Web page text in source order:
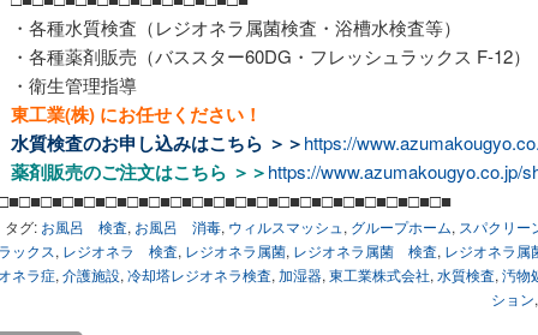
・各種水質検査（レジオネラ属菌検査・浴槽水検査等）
・各種薬剤販売（バススター60DG・フレッシュラックス F-12）
・衛生管理指導
東工業(株) にお任せください！
水質検査のお申し込みはこちら ＞＞https://
薬剤販売のご注文はこちら ＞＞https://www.azumakougyo.co.jp/
タグ: お風呂 検査, お風呂 消毒, ウィルスマッシュ , グループホーム, スパクリー
ラックス, レジオネラ 検査, レジオネラ属菌, レジオネラ属菌 検査, レジオネラ属
オネラ症, 介護施設, 冷却塔レジオネラ検査, 加湿器, 東工業株式会社, 水質検査, 汚物
ション